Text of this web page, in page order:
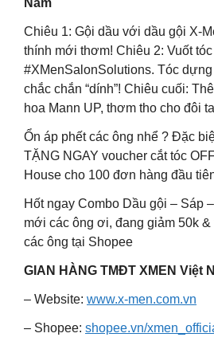
Nam
Chiêu 1: Gội dầu với dầu gội X-
thính mới thơm! Chiêu 2: Vuốt
#XMenSalonSolutions. Tóc dựng
chắc chắn “dính”! Chiêu cuối:
hoa Mann UP, thơm tho cho đôi
Ổn áp phết các ông nhể ? Đặc
TẶNG NGAY voucher cắt tóc
House cho 100 đơn hàng đầu
Hốt ngay Combo Dầu gội – Sáp
mới các ông ơi, đang giảm 50k
các ông tại Shopee
GIAN HÀNG TMĐT XMEN Việt
– Website: www.x-men.com.vn
– Shopee: shopee.vn/